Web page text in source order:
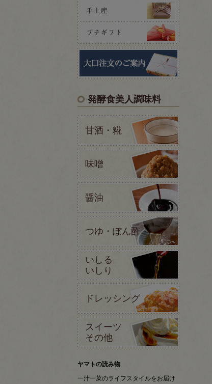
発酵食美人調味料
甘酒・糀
味噌
醤油
つゆ・ぽん酢
いしる
いしり
ドレッシング
スイーツ
その他
ヤマトの読み物
一汁一菜のライフスタイルをお届け